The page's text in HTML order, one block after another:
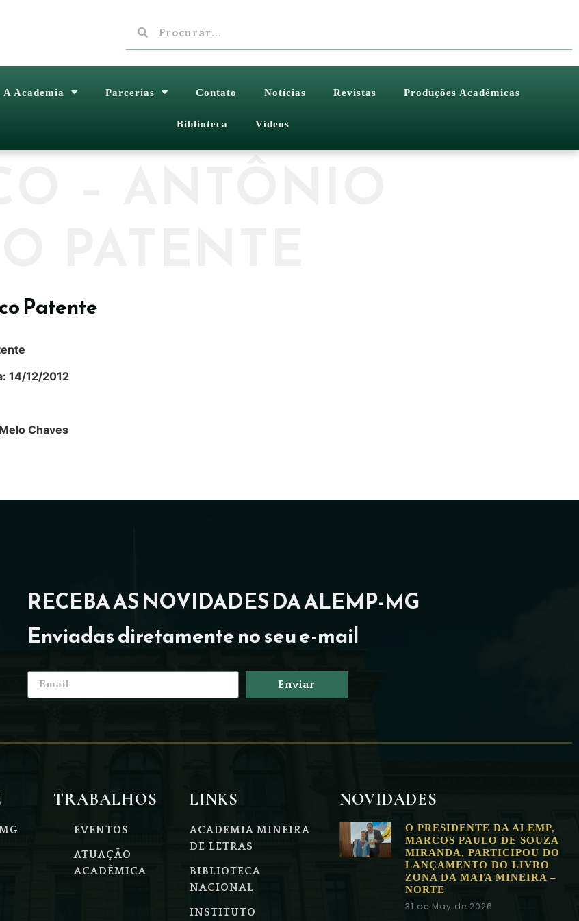
A Academia Parcerias Contato Notícias Revistas Produções Acadêmicas
Biblioteca Vídeos
Patente
14/12/2012
Chaves
RECEBA AS NOVIDADES DA ALEMP-MG
Enviadas diretamente no seu e-mail
Enviar
TRABALHOS
EVENTOS
ATUAÇÃO
ACADÊMICA
LINKS
ACADEMIA MINEIRA
DE LETRAS
BIBLIOTECA
NACIONAL
INSTITUTO
NOVIDADES
O PRESIDENTE DA ALEMP,
MARCOS PAULO DE SOUZA
MIRANDA, PARTICIPOU DO
LANÇAMENTO DO LIVRO
ZONA DA MATA MINEIRA –
NORTE
31 de May de 2026